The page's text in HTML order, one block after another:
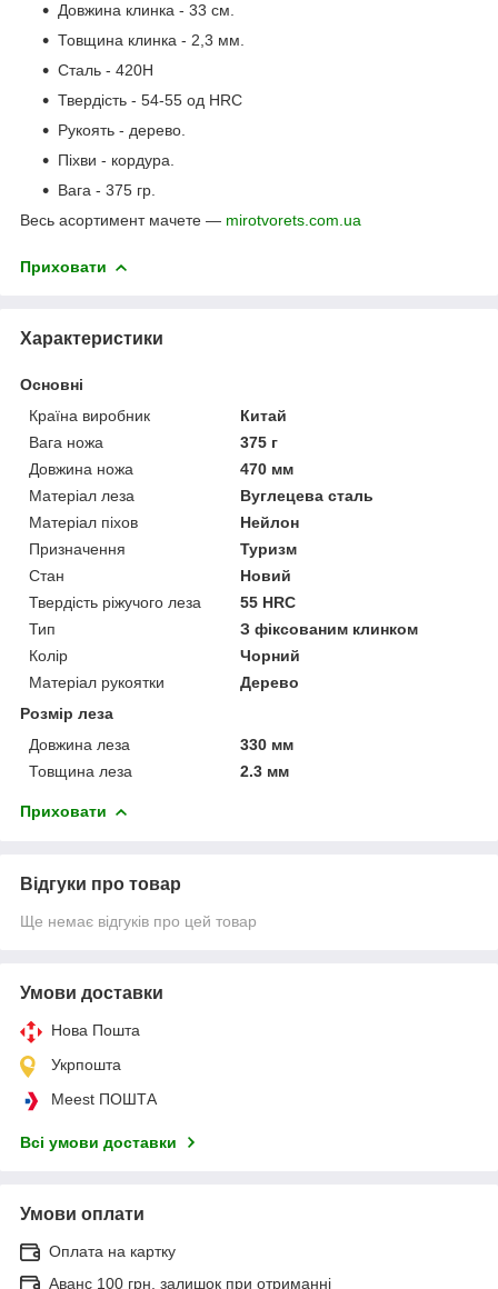
Довжина клинка - 33 см.
Товщина клинка - 2,3 мм.
Сталь - 420H
Твердість - 54-55 од HRC
Рукоять - дерево.
Піхви - кордура.
Вага - 375 гр.
Весь асортимент мачете ― mirotvorets.com.ua
Приховати
Характеристики
Основні
Країна виробник
Китай
Вага ножа
375 г
Довжина ножа
470 мм
Матеріал леза
Вуглецева сталь
Матеріал піхов
Нейлон
Призначення
Туризм
Стан
Новий
Твердість ріжучого леза
55 HRC
Тип
З фіксованим клинком
Колір
Чорний
Матеріал рукоятки
Дерево
Розмір леза
Довжина леза
330 мм
Товщина леза
2.3 мм
Приховати
Відгуки про товар
Ще немає відгуків про цей товар
Умови доставки
Нова Пошта
Укрпошта
Meest ПОШТА
Всі умови доставки
Умови оплати
Оплата на картку
Аванс 100 грн, залишок при отриманні